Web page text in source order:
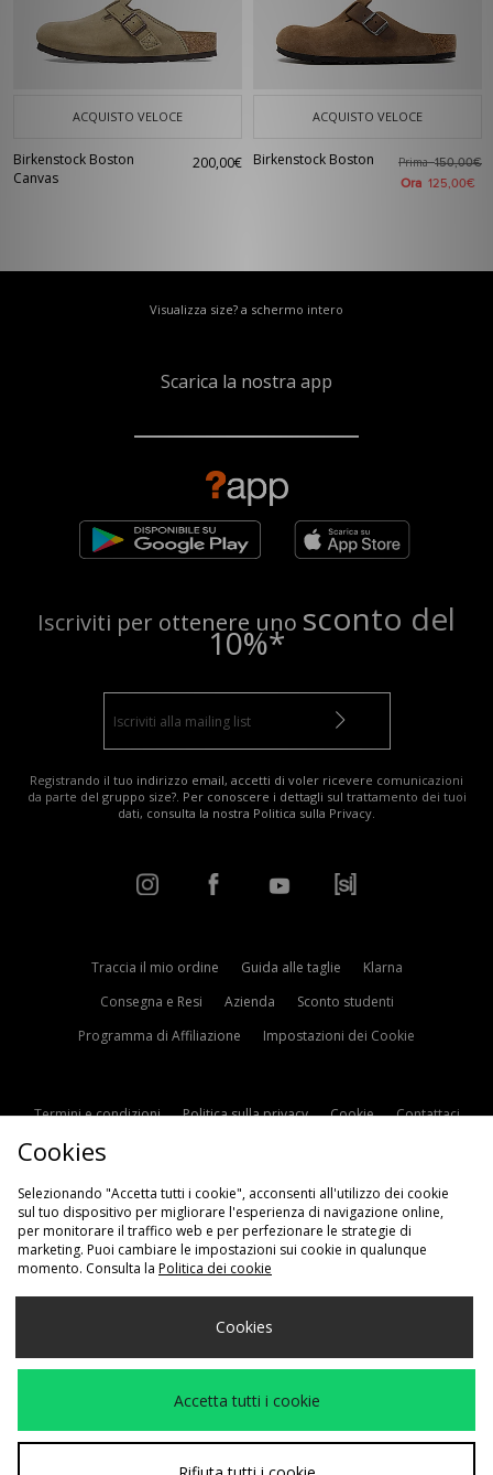
ACQUISTO VELOCE
Birkenstock Boston
Canvas
200,00€
ACQUISTO VELOCE
Birkenstock Boston Prima150,00€
Ora 125,00€
Visualizza size? a schermo intero
Scarica la nostra app
Iscriviti per ottenere uno sconto del
10%*
Registrando il tuo indirizzo email, accetti di voler ricevere comunicazioni
da parte del gruppo size?. Per conoscere i dettagli sul trattamento dei tuoi
dati, consulta la nostra Politica sulla Privacy.
Traccia il mio ordine Guida alle taglie
Klarna
Consegna e Resi
Azienda
Sconto studenti
Programma di Affiliazione
Impostazioni dei Cookie
Termini e condizioni Politica sulla privacy Cookie
Contattaci
Scegli Il Tuo Paese
Accettiamo i seguenti metodi di pagamento
Visita il nostro sito aziendale awww.jdplc.com
Cookies
Selezionando "Accetta tutti i cookie", acconsenti all'utilizzo dei cookie
sul tuo dispositivo per migliorare l'esperienza di navigazione online,
per monitorare il traffico web e per perfezionare le strategie di
marketing. Puoi cambiare le impostazioni sui cookie in qualunque
momento. Consulta la Politica dei cookie
Cookies
Accetta tutti i cookie